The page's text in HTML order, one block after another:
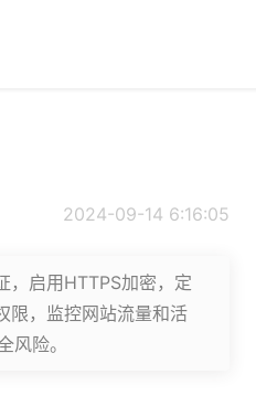
2024-09-14 6:16:05
，启用HTTPS加密，定
限，监控网站流量和活
险。